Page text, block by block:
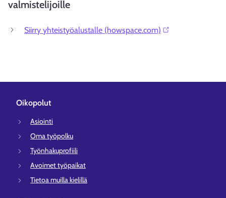
valmistelijoille
Siirry yhteistyöalustalle (howspace.com)⁠
Oikopolut
Asiointi
Oma työpolku
Työnhakuprofiili
Avoimet työpaikat
Tietoa muilla kielillä